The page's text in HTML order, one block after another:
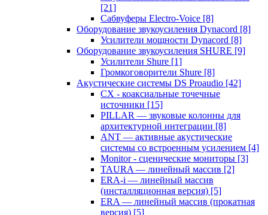
[21]
Сабвуферы Electro-Voice [8]
Оборудование звукоусиления Dynacord [8]
Усилители мощности Dynacord [8]
Оборудование звукоусиления SHURE [9]
Усилители Shure [1]
Громкоговорители Shure [8]
Акустические системы DS Proaudio [42]
CX - коаксиальные точечные
источники [15]
PILLAR — звуковые колонны для
архитектурной интеграции [8]
ANT — активные акустические
системы со встроенным усилением [4]
Monitor - сценические мониторы [3]
TAURA — линейный массив [2]
ERA-i — линейный массив
(инсталляционная версия) [5]
ERA — линейный массив (прокатная
версия) [5]